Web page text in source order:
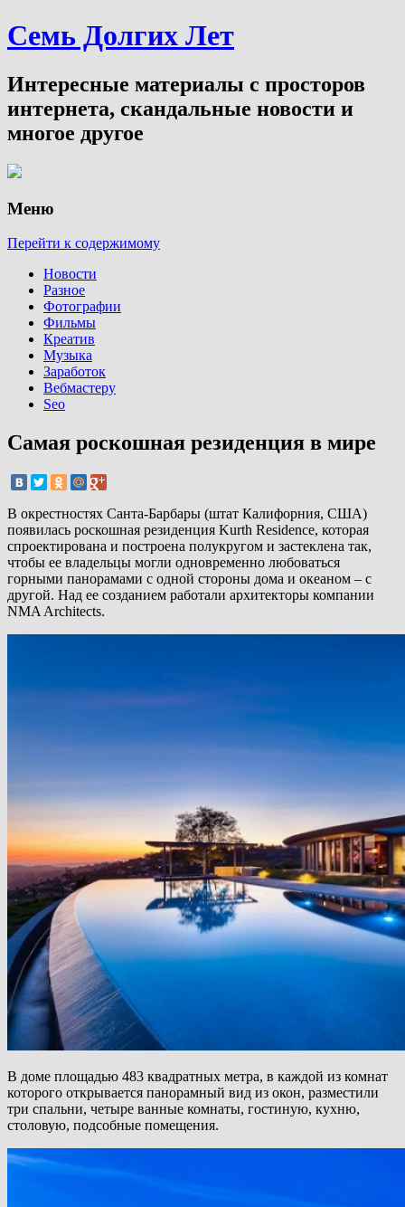
Семь Долгих Лет
Интересные материалы с просторов
интернета, скандальные новости и
многое другое
Меню
Перейти к содержимому
Новости
Разное
Фотографии
Фильмы
Креатив
Музыка
Заработок
Вебмастеру
Seo
Самая роскошная резиденция в мире
В окрестностях Санта-Барбары (штат Калифорния, США)
появилась роскошная резиденция Kurth Residence, которая
спроектирована и построена полукругом и застеклена так,
чтобы ее владельцы могли одновременно любоваться
горными панорамами с одной стороны дома и океаном – с
другой. Над ее созданием работали архитекторы компании
NMA Architects.
В доме площадью 483 квадратных метра, в каждой из комнат
которого открывается панорамный вид из окон, разместили
три спальни, четыре ванные комнаты, гостиную, кухню,
столовую, подсобные помещения.